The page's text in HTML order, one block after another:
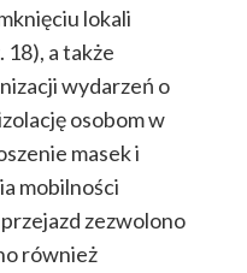
lokali
a także
wydarzeń o
osobom w
masek i
mobilności
zezwolono
również